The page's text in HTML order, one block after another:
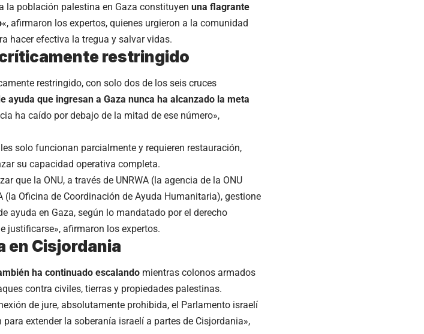
la población palestina en Gaza constituyen una flagrante
«, afirmaron los expertos, quienes urgieron a la comunidad
hacer efectiva la tregua y salvar vidas.
restringido
restringido, con solo dos de los seis cruces
ayuda que ingresan a Gaza nunca ha alcanzado la meta
ha caído por debajo de la mitad de ese número»,
solo funcionan parcialmente y requieren restauración,
su capacidad operativa completa.
que la ONU, a través de UNRWA (la agencia de la ONU
(la Oficina de Coordinación de Ayuda Humanitaria), gestione
ayuda en Gaza, según lo mandatado por el derecho
justificarse», afirmaron los expertos.
en Cisjordania
ha continuado escalando mientras colonos armados
contra civiles, tierras y propiedades palestinas.
de jure, absolutamente prohibida, el Parlamento israelí
extender la soberanía israelí a partes de Cisjordania»,